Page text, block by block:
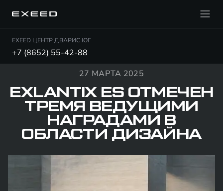
EXEED ЦЕНТР ДВАРИС ЮГ
+7 (8652) 55-42-88
27 МАРТА 2025
EXLANTIX ES ОТМЕЧЕН
ТРЕМЯ ВЕДУЩИМИ
НАГРАДАМИ В
ОБЛАСТИ ДИЗАЙНА